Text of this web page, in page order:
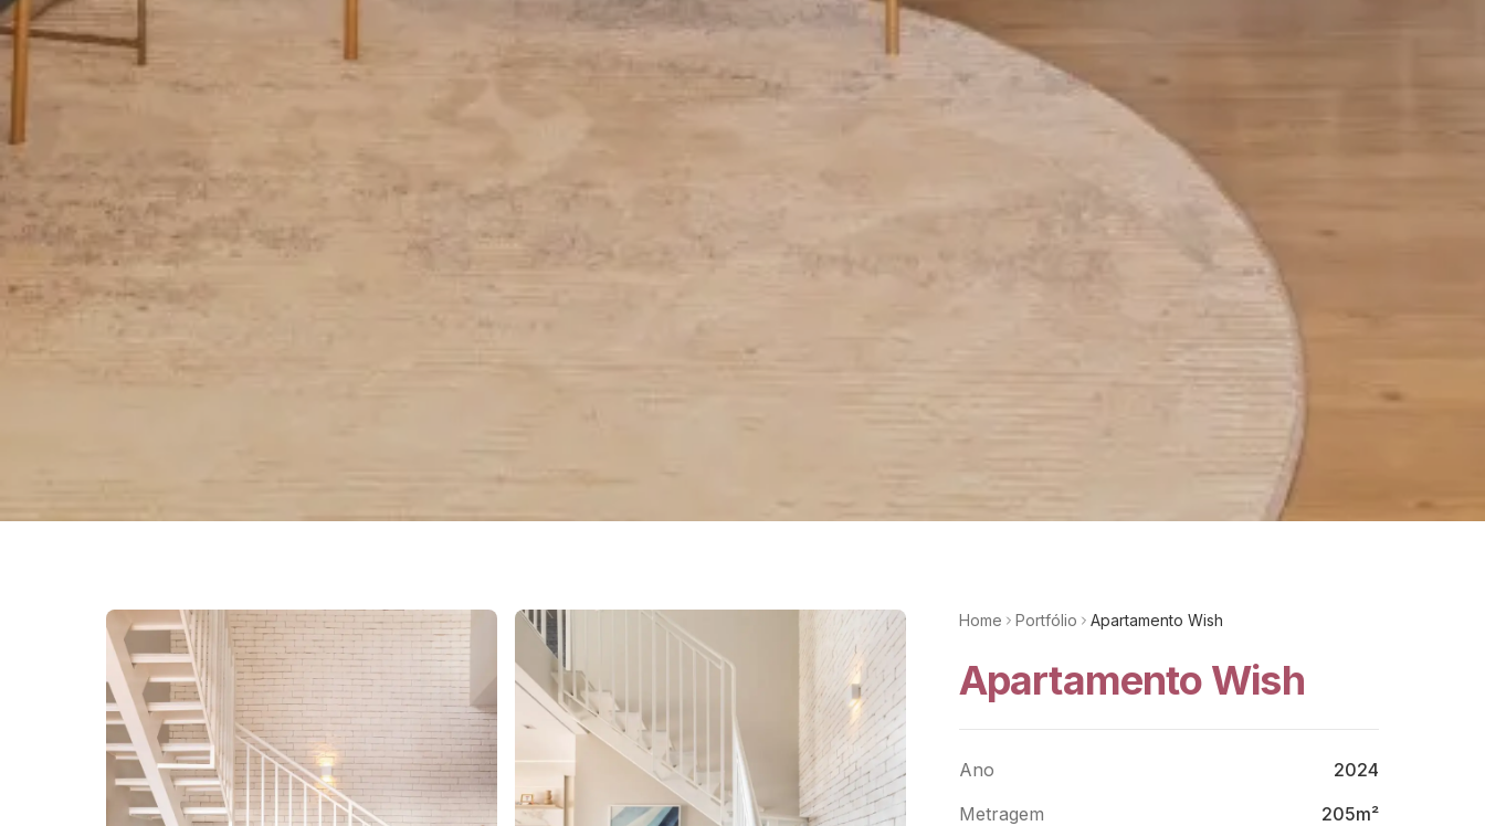
Home Portfólio Apartamento Wish
Apartamento Wish
Ano
2024
Metragem
205m²